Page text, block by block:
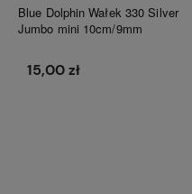
Blue Dolphin Wałek 330 Silver
Jumbo mini 10cm/9mm
15,00 zł